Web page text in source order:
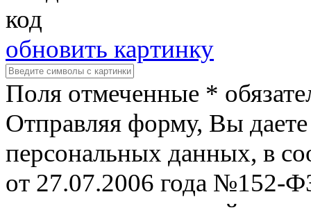
обновить картинку
Поля отмеченные *
Отправляя форму, Вы даете
персональных данных, в
от 27.07.2006 года №152-